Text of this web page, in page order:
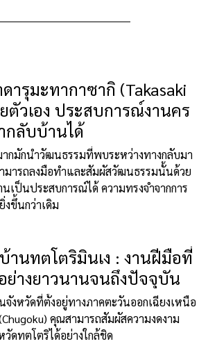
ารุมะทากาซากิ (Takasaki
ตัวเอง ประสบการณ์งานคร
ลับบ้านได้
กมักนำวัฒนธรรมที่พบระหว่างทางกลับมา
ามารถลงมือทำและสัมผัสวัฒนธรรมนั้นด้วย
เป็นประสบการณ์ได้ ความทรงจำจากการ
งขึ้นกว่าเดิม
นทตโตริมินเง : งานฝีมือที่
างยาวนานจนถึงปัจจุบัน
งหวัดที่ตั้งอยู่ทางภาคตะวันออกเฉียงเหนือ
คุณสามารถสัมผัสความงดงาม
ดทตโตริได้อย่างใกล้ชิด